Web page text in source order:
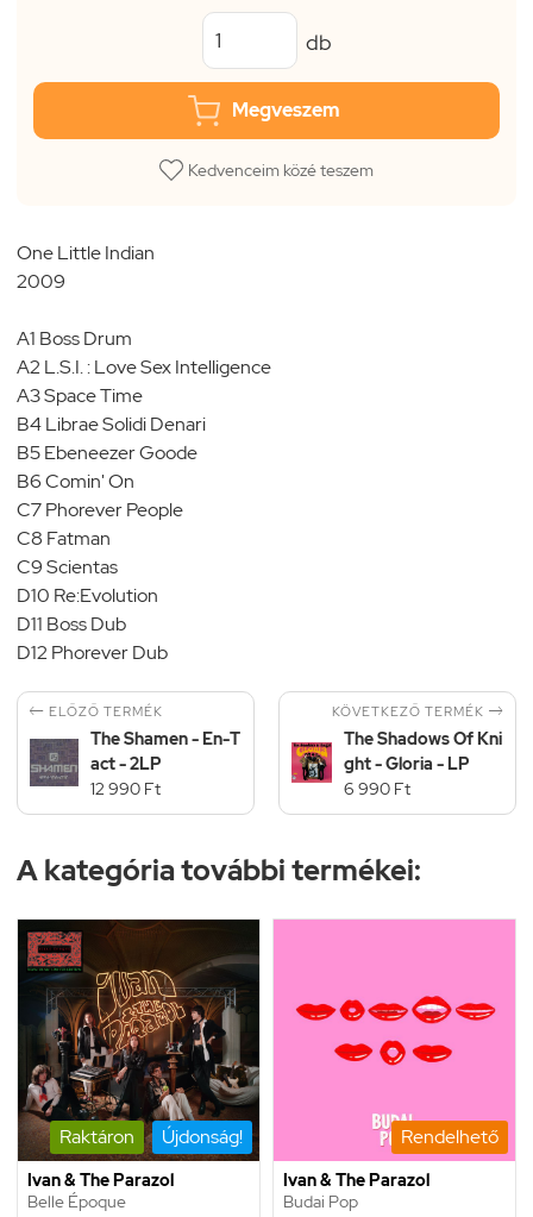
db
Megveszem
Kedvenceim közé teszem
One Little Indian
2009
A1 Boss Drum
A2 L.S.I. : Love Sex Intelligence
A3 Space Time
B4 Librae Solidi Denari
B5 Ebeneezer Goode
B6 Comin' On
C7 Phorever People
C8 Fatman
C9 Scientas
D10 Re:Evolution
D11 Boss Dub
D12 Phorever Dub
 ELŐZŐ TERMÉK
The Shamen - En-T
act - 2LP
12 990 Ft
KÖVETKEZŐ TERMÉK 
The Shadows Of Kni
ght - Gloria - LP
6 990 Ft
A kategória további termékei:
Raktáron Újdonság!
Ivan & The Parazol
Belle Époque
Rendelhető
Ivan & The Parazol
Budai Pop